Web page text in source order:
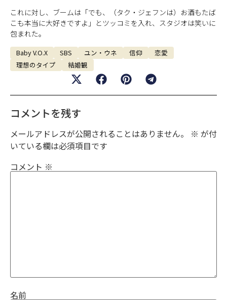
これに対し、ブームは「でも、（タク・ジェフンは）お酒もたば
こも本当に大好きですよ」とツッコミを入れ、スタジオは笑いに
包まれた。
Baby V.O.X SBS ユン・ウネ 信仰
恋愛
理想のタイプ
結婚観
コメントを残す
メールアドレスが公開されることはありません。 ※ が付
いている欄は必須項目です
コメント ※
名前